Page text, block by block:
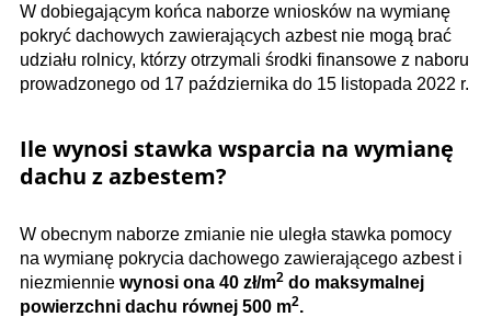
W dobiegającym końca naborze wniosków na wymianę
pokryć dachowych zawierających azbest nie mogą brać
udziału rolnicy, którzy otrzymali środki finansowe z naboru
prowadzonego od 17 października do 15 listopada 2022 r.
Ile wynosi stawka wsparcia na wymianę
dachu z azbestem?
W obecnym naborze zmianie nie uległa stawka pomocy
na wymianę pokrycia dachowego zawierającego azbest i
niezmiennie wynosi ona 40 zł/m2 do maksymalnej
powierzchni dachu równej 500 m2.